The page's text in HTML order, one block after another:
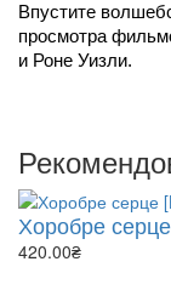
Впустите
просмотра
и Роне Уизли.
Хоробре
420.00₴